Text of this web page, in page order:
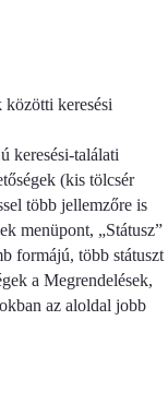
keresési
keresési-találati
(kis tölcsér
több jellemzőre is
menüpont, „Státusz”
formájú, több státuszt
a Megrendelések,
az aloldal jobb